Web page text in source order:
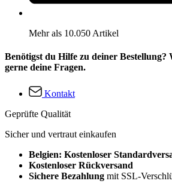
Mehr als 10.050 Artikel
Benötigst du Hilfe zu deiner Bestellung?
gerne deine Fragen.
Kontakt
Geprüfte Qualität
Sicher und vertraut einkaufen
Belgien: Kostenloser
Kostenloser Rückversand
Sichere Bezahlung mit SSL-